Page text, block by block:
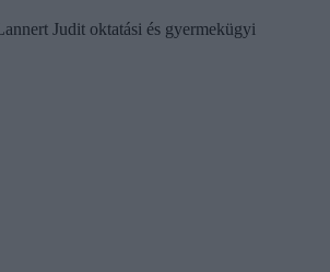
Judit oktatási és gyermekügyi